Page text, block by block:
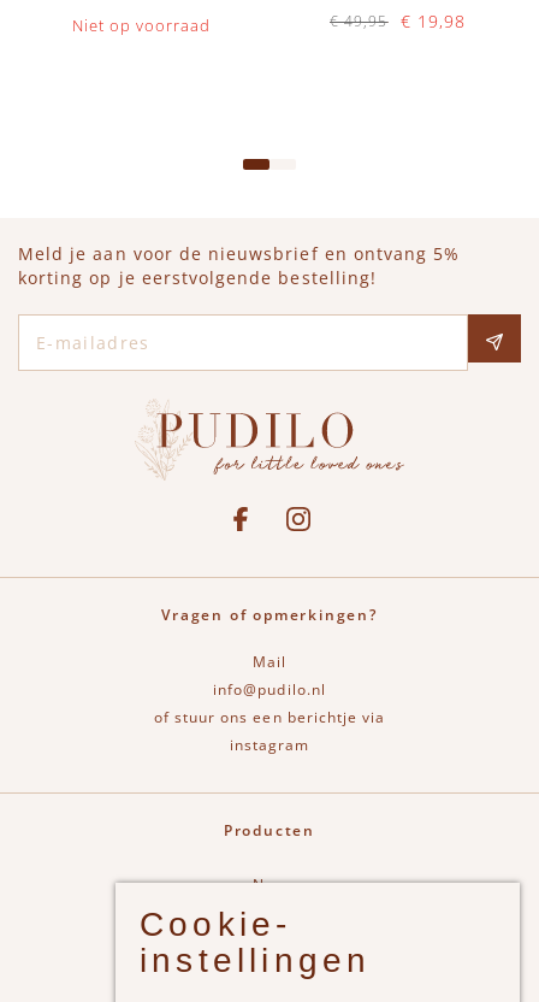
Niet op voorraad € 19,98
€ 49,95
Meld je aan voor de nieuwsbrief en ontvang 5%
korting op je eerstvolgende bestelling!
See our FacebookBekijk onze Instagram pagina
Vragen of opmerkingen?
Mail
info@pudilo.nl
of stuur ons een berichtje via
instagram
Producten
New
Jongens
Meisjes
Cookie-
instellingen